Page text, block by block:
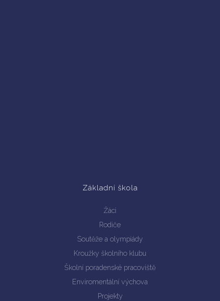
Základní škola
Žáci
Rodiče
Soutěže a olympiády
Kroužky školního klubu
Školní poradenské pracoviště
Enviromentální výchova
Projekty